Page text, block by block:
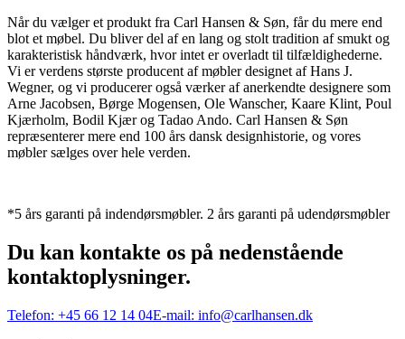
Når du vælger et produkt fra Carl Hansen & Søn, får du mere end
blot et møbel. Du bliver del af en lang og stolt tradition af smukt og
karakteristisk håndværk, hvor intet er overladt til tilfældighederne.
Vi er verdens største producent af møbler designet af Hans J.
Wegner, og vi producerer også værker af anerkendte designere som
Arne Jacobsen, Børge Mogensen, Ole Wanscher, Kaare Klint, Poul
Kjærholm, Bodil Kjær og Tadao Ando. Carl Hansen & Søn
repræsenterer mere end 100 års dansk designhistorie, og vores
møbler sælges over hele verden.
*5 års garanti på indendørsmøbler. 2 års garanti på udendørsmøbler
Du kan kontakte os på nedenstående
kontaktoplysninger.
Telefon: +45 66 12 14 04E-mail: info@carlhansen.dk